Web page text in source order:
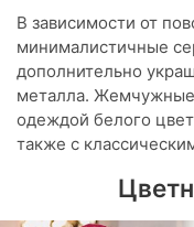
В зависимости от
минималистичные
дополнительно
металла.
одеждой белого
также с